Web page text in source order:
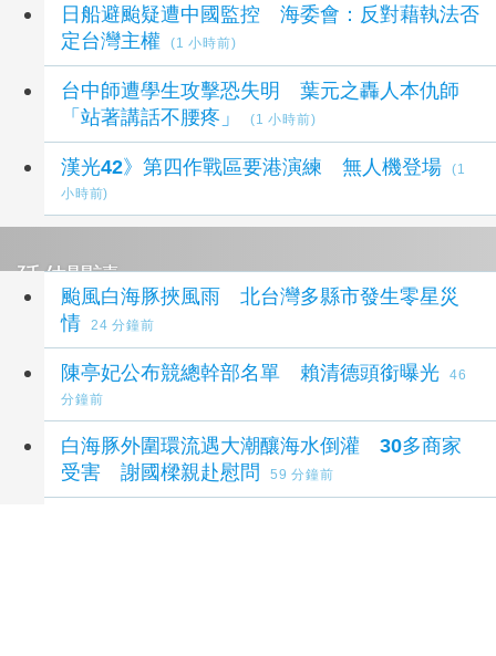
日船避颱疑遭中國監控 海委會：反對藉執法否
定台灣主權
(1 小時前)
台中師遭學生攻擊恐失明 葉元之轟人本仇師
「站著講話不腰疼」
(1 小時前)
漢光42》第四作戰區要港演練 無人機登場
(1
小時前)
延伸閱讀
颱風白海豚挾風雨 北台灣多縣市發生零星災
情
24 分鐘前
陳亭妃公布競總幹部名單 賴清德頭銜曝光
46
分鐘前
白海豚外圍環流遇大潮釀海水倒灌 30多商家
受害 謝國樑親赴慰問
59 分鐘前